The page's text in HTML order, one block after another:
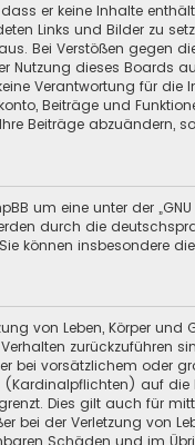
er keine Inhalte
Links und Bilder zu
Bei Verstößen gegen
dieses Boards
Verantwortung für
Beiträge und
Beiträge abzuändern,
um eine unter der „
durch die
können insbesondere
von Leben, Körper
zurückzuführen
bei vorsätzlichem oder
(Kardinalpflichten) auf
Dies gilt auch für
bei der Verletzung von
Schäden und im